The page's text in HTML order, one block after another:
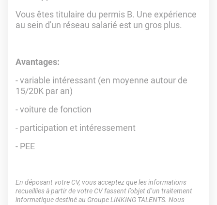
Vous êtes titulaire du permis B. Une expérience
au sein d'un réseau salarié est un gros plus.
Avantages:
- variable intéressant (en moyenne autour de
15/20K par an)
- voiture de fonction
- participation et intéressement
- PEE
En déposant votre CV, vous acceptez que les informations
recueillies à partir de votre CV fassent l’objet d’un traitement
informatique destiné au Groupe LINKING TALENTS. Nous